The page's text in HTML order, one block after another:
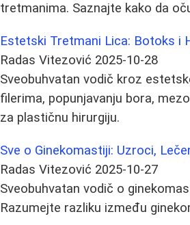
tretmanima. Saznajte kako da
Estetski Tretmani Lica: Botoks i
Radas Vitezović 2025-10-28
Sveobuhvatan vodič kroz
filerima, popunjavanju bora,
za plastičnu hirurgiju.
Sve o Ginekomastiji: Uzroci,
Radas Vitezović 2025-10-27
Sveobuhvatan vodič o
Razumejte razliku između